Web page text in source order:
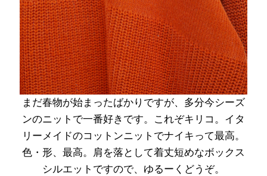
まだ春物が始まったばかりですが、多分今シーズ
ンのニットで一番好きです。これぞキリコ。イタ
リーメイドのコットンニットでナイキって最高。
色・形、最高。肩を落として着丈短めなボックス
シルエットですので、ゆるーくどうぞ。